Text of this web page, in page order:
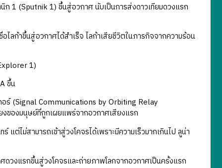
ก 1 (Sputnik 1) ขึ้นสู่อวกาศ นับเป็นการส่งดาวเทียมดวงแรก
ลก้าขึ้นสู่อวกาศได้สำเร็จ ไลก้าเสียชีวิตในภารกิจจากความร้อน
1)
ขึ้น
ร์ (Signal Communications by Orbiting Relay
งของมนุษย์ที่ถูกเผยแพร่จากอวกาศเสียงแรก
ไม่สามารถเข้าสู่วงโคจรได้เพราะมีความเร็วมากเกินไป ลูน่า
วงแรกขึ้นสู่วงโคจรและถ่ายภาพโลกจากอวกาศเป็นครั้งแรก